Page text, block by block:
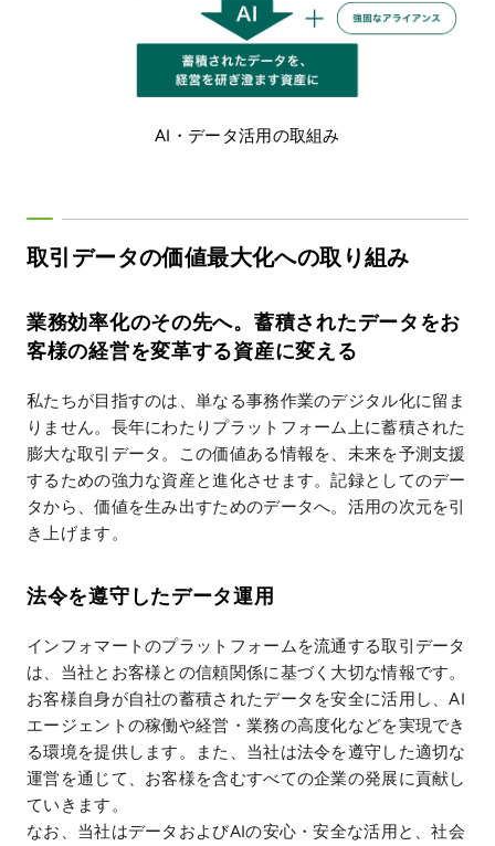
AI・データ活用の取組み
取引データの価値最大化への取り組み
業務効率化のその先へ。蓄積されたデータをお
客様の経営を変革する資産に変える
私たちが目指すのは、単なる事務作業のデジタル化に留ま
りません。長年にわたりプラットフォーム上に蓄積された
膨大な取引データ。この価値ある情報を、未来を予測支援
するための強力な資産と進化させます。記録としてのデー
タから、価値を生み出すためのデータへ。活用の次元を引
き上げます。
法令を遵守したデータ運用
インフォマートのプラットフォームを流通する取引データ
は、当社とお客様との信頼関係に基づく大切な情報です。
お客様自身が自社の蓄積されたデータを安全に活用し、AI
エージェントの稼働や経営・業務の高度化などを実現でき
る環境を提供します。また、当社は法令を遵守した適切な
運営を通じて、お客様を含むすべての企業の発展に貢献し
ていきます。
なお、当社はデータおよびAIの安心・安全な活用と、社会